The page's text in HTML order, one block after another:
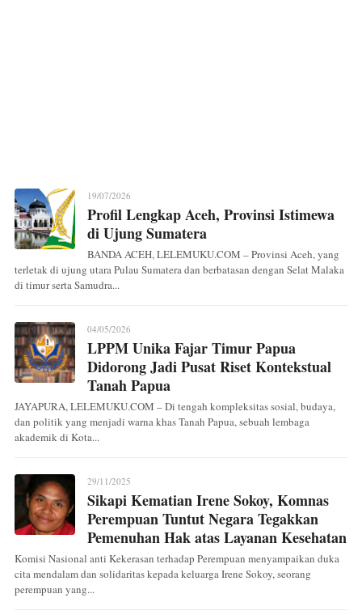
19/07/2026
Profil Lengkap Aceh, Provinsi Istimewa
di Ujung Sumatera
BANDA ACEH, LELEMUKU.COM – Provinsi Aceh, yang
terletak di ujung utara Pulau Sumatera dan berbatasan dengan Selat Malaka
di timur serta Samudra...
04/05/2026
LPPM Unika Fajar Timur Papua
Didorong Jadi Pusat Riset Kontekstual
Tanah Papua
JAYAPURA, LELEMUKU.COM – Di tengah kompleksitas sosial, budaya,
dan politik yang menjadi warna khas Tanah Papua, sebuah lembaga
akademik di Kota...
29/11/2025
Sikapi Kematian Irene Sokoy, Komnas
Perempuan Tuntut Negara Tegakkan
Pemenuhan Hak atas Layanan Kesehatan
Komisi Nasional anti Kekerasan terhadap Perempuan menyampaikan duka
cita mendalam dan solidaritas kepada keluarga Irene Sokoy, seorang
perempuan yang...